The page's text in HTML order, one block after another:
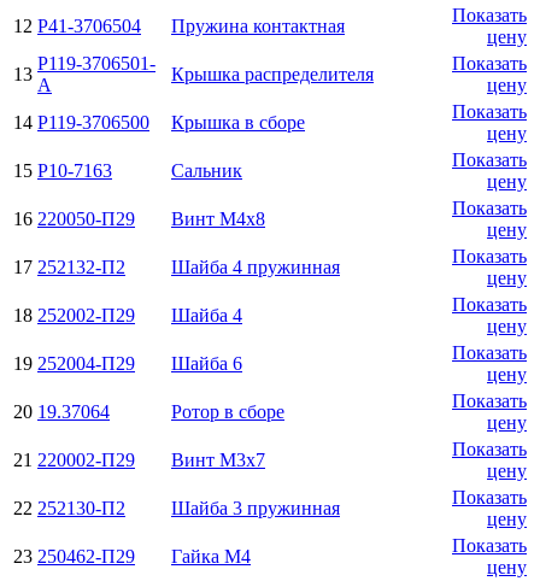
12 Р41-3706504 Пружина контактная
Показать
цену
13
Р119-3706501-
А
Крышка распределителя
Показать
цену
14 Р119-3706500 Крышка в сборе
Показать
цену
15 Р10-7163 Сальник
Показать
цену
16 220050-П29 Винт М4х8
Показать
цену
17 252132-П2 Шайба 4 пружинная
Показать
цену
18 252002-П29 Шайба 4
Показать
цену
19 252004-П29 Шайба 6
Показать
цену
20 19.37064 Ротор в сборе
Показать
цену
21 220002-П29 Винт М3х7
Показать
цену
22 252130-П2 Шайба 3 пружинная
Показать
цену
23 250462-П29 Гайка М4
Показать
цену